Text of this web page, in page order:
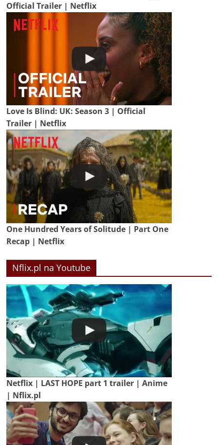
Official Trailer | Netflix
Love Is Blind: UK: Season 3 | Official
Trailer | Netflix
One Hundred Years of Solitude | Part One
Recap | Netflix
Nflix.pl na Youtube
Netflix | LAST HOPE part 1 trailer | Anime
| Nflix.pl